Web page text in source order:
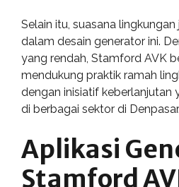
Selain itu, suasana
dalam desain generator ini.
yang rendah, Stamford AVK
mendukung praktik ramah
dengan inisiatif keberlanjutan
di berbagai sektor di Denpasar.
Aplikasi
Stamford